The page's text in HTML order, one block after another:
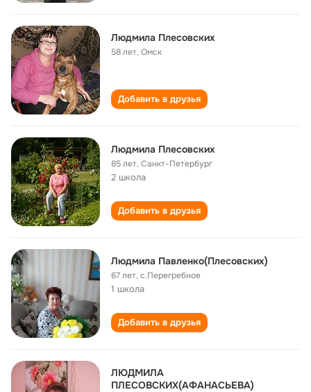
Людмила Плесовских
58 лет,Омск
Добавить в друзья
Людмила Плесовских
85 лет,Санкт-Петербург
2 школа
Добавить в друзья
Людмила Павленко(Плесовских)
67 лет,с.Перегребное
1 школа
Добавить в друзья
ЛЮДМИЛА
ПЛЕСОВСКИХ(АФАНАСЬЕВА)